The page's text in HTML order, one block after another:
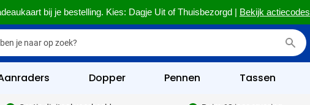
bij je bestelling. Kies: Dagje Uit of Thuisbezorgd | Bekijk actiecodes
Dopper Pennen Tassen